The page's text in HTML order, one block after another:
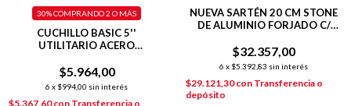
CUCHILLO BASIC 5''
UTILITARIO ACERO
$5.964,00
6 x $994,00 sin interés
30%COMPRANDO 2 O MÁS
$5.367,60con Transferencia o
NUEVA SARTÉN 20 CM STONE
DE ALUMINIO FORJADO C/
INDUCCIÓN
$32.357,00
6 x $5.392,83 sin interés
$29.121,30con Transferencia o
depósito